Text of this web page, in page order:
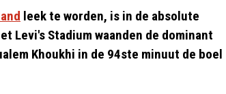
leek te worden, is in de absolute
Levi's Stadium waanden de dominant
Khoukhi in de 94ste minuut de boel